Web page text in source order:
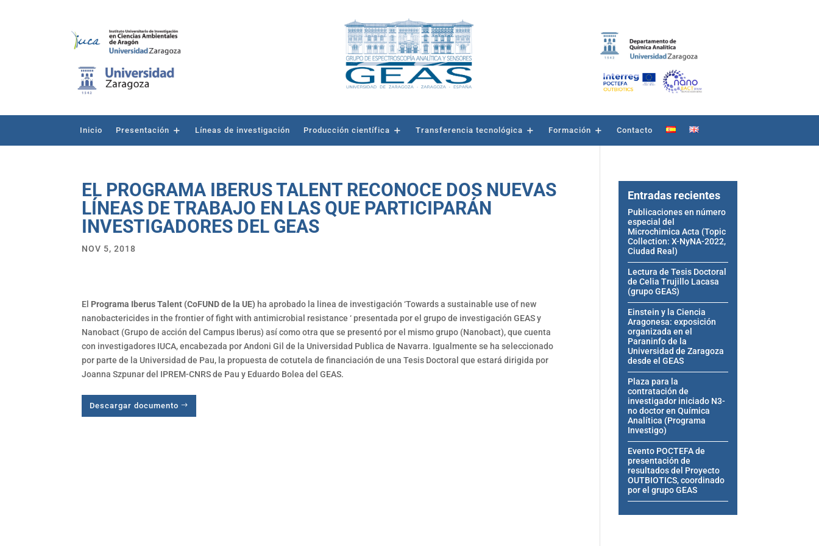
Inicio Presentación Líneas de investigación Producción científica Transferencia tecnológica Formación Contacto
EL PROGRAMA IBERUS TALENT RECONOCE DOS NUEVAS
LÍNEAS DE TRABAJO EN LAS QUE PARTICIPARÁN
INVESTIGADORES DEL GEAS
NOV 5, 2018
El Programa Iberus Talent (CoFUND de la UE) ha aprobado la linea de investigación ‘Towards a sustainable use of new
nanobactericides in the frontier of fight with antimicrobial resistance ‘ presentada por el grupo de investigación GEAS y
Nanobact (Grupo de acción del Campus Iberus) así como otra que se presentó por el mismo grupo (Nanobact), que cuenta
con investigadores IUCA, encabezada por Andoni Gil de la Universidad Publica de Navarra. Igualmente se ha seleccionado
por parte de la Universidad de Pau, la propuesta de cotutela de financiación de una Tesis Doctoral que estará dirigida por
Joanna Szpunar del IPREM-CNRS de Pau y Eduardo Bolea del GEAS.
Descargar documento
Entradas recientes
Publicaciones en número
especial del
Microchimica Acta (Topic
Collection: X-NyNA-2022,
Ciudad Real)
Lectura de Tesis Doctoral
de Celia Trujillo Lacasa
(grupo GEAS)
Einstein y la Ciencia
Aragonesa: exposición
organizada en el
Paraninfo de la
Universidad de Zaragoza
desde el GEAS
Plaza para la
contratación de
investigador iniciado N3-
no doctor en Química
Analítica (Programa
Investigo)
Evento POCTEFA de
presentación de
resultados del Proyecto
OUTBIOTICS, coordinado
por el grupo GEAS